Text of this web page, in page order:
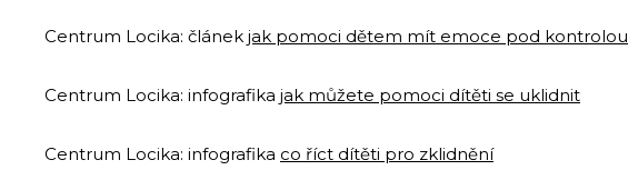
Centrum Locika: článek jak pomoci dětem mít emoce pod kontrolou
Centrum Locika: infografika jak můžete pomoci dítěti se uklidnit
Centrum Locika: infografika co říct dítěti pro zklidnění